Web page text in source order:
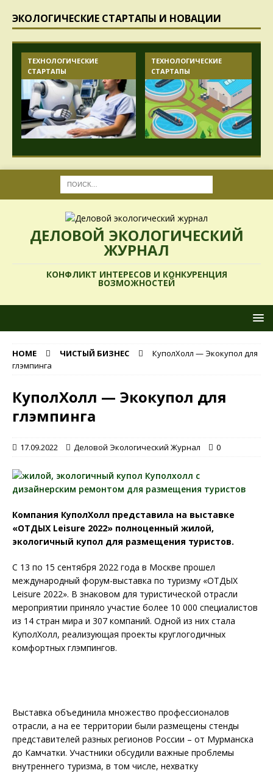
ЭКОЛОГИЧЕСКИЕ СТАРТАПЫ И НОВАЦИИ
ТЕХНОЛОГИЧЕСКИЕ
СТАРТАПЫ
ТЕХНОЛОГИЧЕСКИЕ
СТАРТАПЫ
ДЕЛОВОЙ ЭКОЛОГИЧЕСКИЙ
ЖУРНАЛ
КОНФЛИКТ ИНТЕРЕСОВ И КОНКУРЕНЦИЯ
ВОЗМОЖНОСТЕЙ
HOME ЧИСТЫЙ БИЗНЕС
КуполХолл — Экокупол для
глэмпинга
КуполХолл — Экокупол для
глэмпинга
17.09.2022 Деловой Экологический Журнал 0
Компания КуполХолл представила на выставке
«ОТДЫХ Leisure 2022» полноценный жилой,
экологичный купол для размещения туристов.
С 13 по 15 сентября 2022 года в Москве прошел
международный форум-выставка по туризму «ОТДЫХ
Leisure 2022». В знаковом для туристической отрасли
мероприятии приняло участие более 10 000 специалистов
из 14 стран мира и 307 компаний. Одной из них стала
КуполХолл, реализующая проекты круглогодичных
комфортных глэмпингов.
Выставка объединила множество профессионалов
отрасли, а на ее территории были размещены стенды
представителей разных регионов России – от Мурманска
до Камчатки. Участники обсудили важные проблемы
внутреннего туризма, в том числе, нехватку